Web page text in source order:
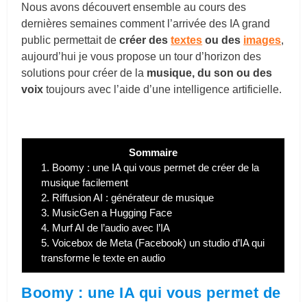
Nous avons découvert ensemble au cours des
dernières semaines comment l’arrivée des IA grand
public permettait de créer destextes ou des images,
aujourd’hui je vous propose un tour d’horizon des
solutions pour créer de la musique, du son ou des
voix toujours avec l’aide d’une intelligence artificielle.
Sommaire
1. Boomy : une IA qui vous permet de créer de la
musique facilement
2. Riffusion AI : générateur de musique
3. MusicGen a Hugging Face
4. Murf AI de l’audio avec l’IA
5. Voicebox de Meta (Facebook) un studio d’IA qui
transforme le texte en audio
Boomy : une IA qui vous permet de